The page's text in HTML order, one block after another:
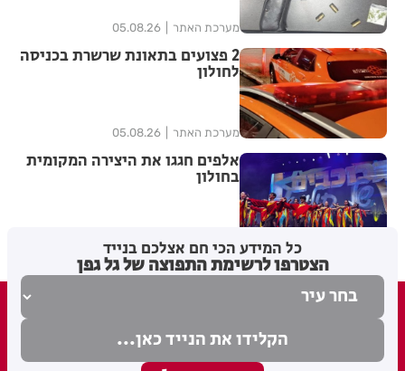
מערכת האתר 05.08.26
2 פצועים בתאונת שרשרת בכניסה
לחולון
מערכת האתר 05.08.26
אלפים חגגו את היצירה המקומית
בחולון
כל המידע הכי חם אצלכם בנייד
הצטרפו לרשימת התפוצה של גל גפן